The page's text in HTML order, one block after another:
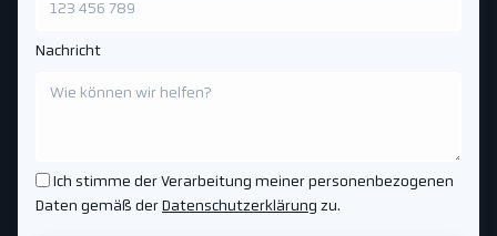
Nachricht
Ich stimme der Verarbeitung meiner personenbezogenen
Daten gemäß der Datenschutzerklärung zu.